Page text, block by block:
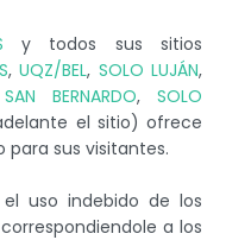
y todos sus sitios
,UQZ/BEL, SOLO LUJÁN,
BERNARDO, SOLO
el sitio) ofrece
sus visitantes.
uso indebido de los
a los